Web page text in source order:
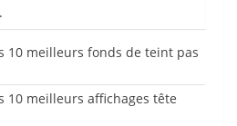
10 meilleurs fonds de teint pas
10 meilleurs affichages tête